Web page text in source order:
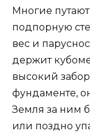
Многие
подпорную
вес и
держит
высокий
фундаменте,
Земля за ним
или поздно